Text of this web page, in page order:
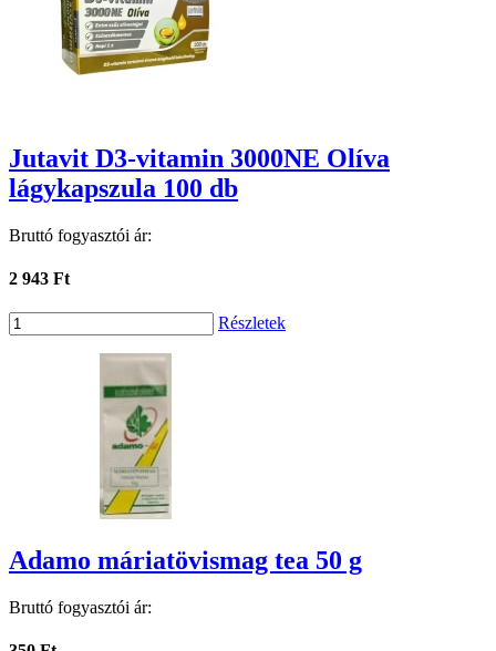
Jutavit D3-vitamin 3000NE Olíva
lágykapszula 100 db
Bruttó fogyasztói ár:
2 943 Ft
Részletek
Adamo máriatövismag tea 50 g
Bruttó fogyasztói ár: